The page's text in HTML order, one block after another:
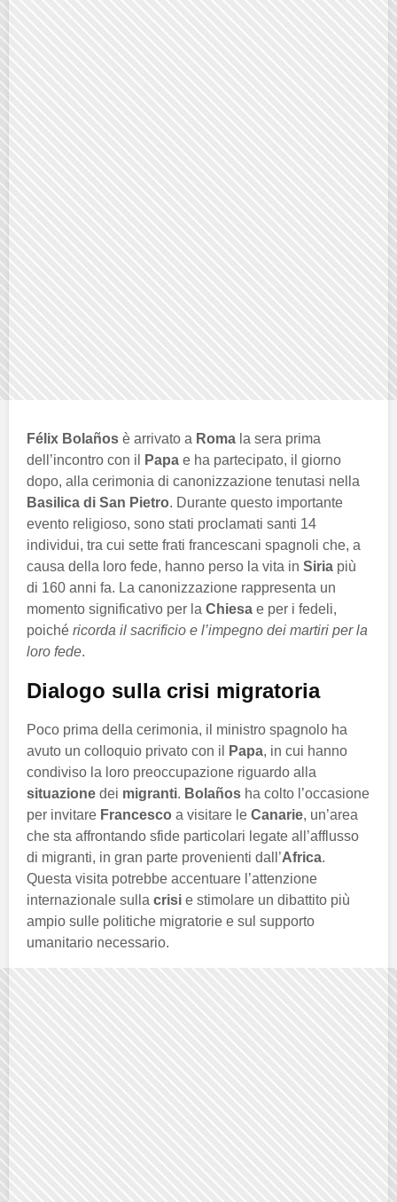
Félix Bolaños è arrivato a Roma la sera prima
dell’incontro con il
Papa e ha partecipato, il giorno
dopo, alla cerimonia di canonizzazione tenutasi nella
Basilica di San Pietro. Durante questo importante
evento religioso, sono stati proclamati santi 14
individui, tra cui sette frati francescani spagnoli che, a
causa della loro fede, hanno perso la vita in Siria più
di 160 anni fa. La canonizzazione rappresenta un
momento significativo per la Chiesa e per i fedeli,
poiché ricorda il sacrificio e l’impegno dei martiri per la
loro fede.
Dialogo sulla crisi migratoria
Poco prima della cerimonia, il ministro spagnolo ha
avuto un colloquio privato con il
Papa, in cui hanno
condiviso la loro preoccupazione riguardo alla
situazione dei migranti. Bolaños ha colto l’occasione
per invitare Francesco a visitare le Canarie, un’area
che sta affrontando sfide particolari legate all’afflusso
di migranti, in gran parte provenienti dall’Africa.
Questa visita potrebbe accentuare l’attenzione
internazionale sulla crisi e stimolare un dibattito più
ampio sulle politiche migratorie e sul supporto
umanitario necessario.